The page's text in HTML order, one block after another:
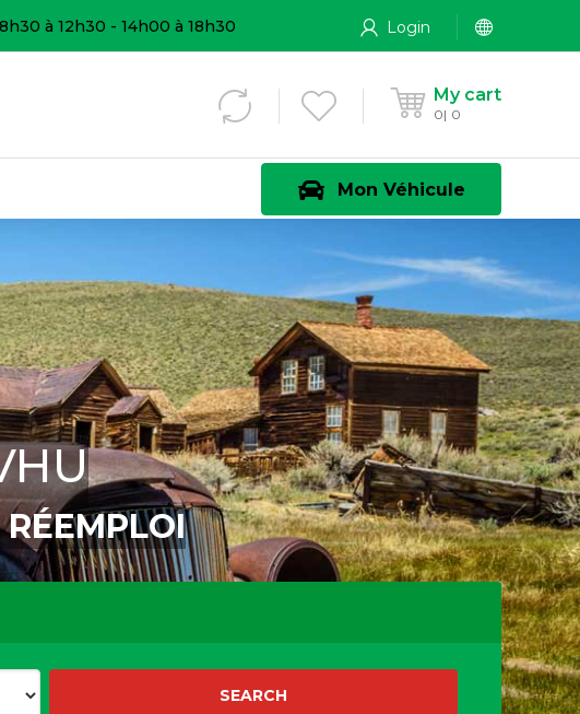
à 12h30 - 14h00 à 18h30 Login
My cart
0 0
Mon Véhicule